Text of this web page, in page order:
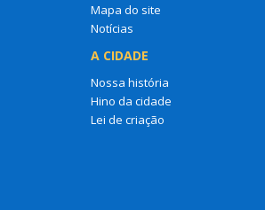
Mapa do site
Notícias
A CIDADE
Nossa história
Hino da cidade
Lei de criação